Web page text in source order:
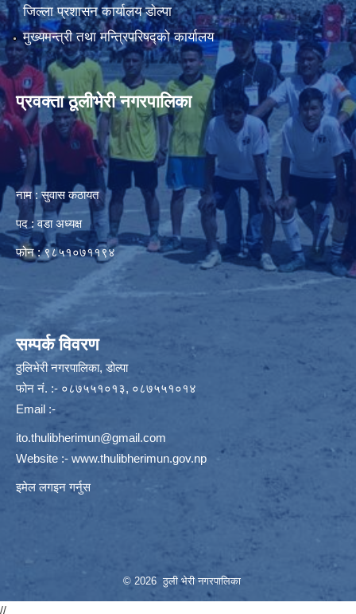
जिल्ला प्रशासन कार्यालय डाेल्पा
मुख्यमन्त्री तथा मन्त्रिपरिषद्को कार्यालय
प्रवक्ता ठूलीभेरी नगरपालिका
नाम : सुवास कठायत
पद : वडा अध्यक्ष
फोन : ९८५१०७११९४
सम्पर्क विवरण
ठुलिभेरी नगरपालिका, डोल्पा
फोन नं. :- ०८७५५१०१३, ०८७५५१०१४
Email :-
ito.thulibherimun@gmail.com
Website :- www.thulibherimun.gov.np
इमेल लगइन गर्नुस
© 2026 ठुली भेरी नगरपालिका
//